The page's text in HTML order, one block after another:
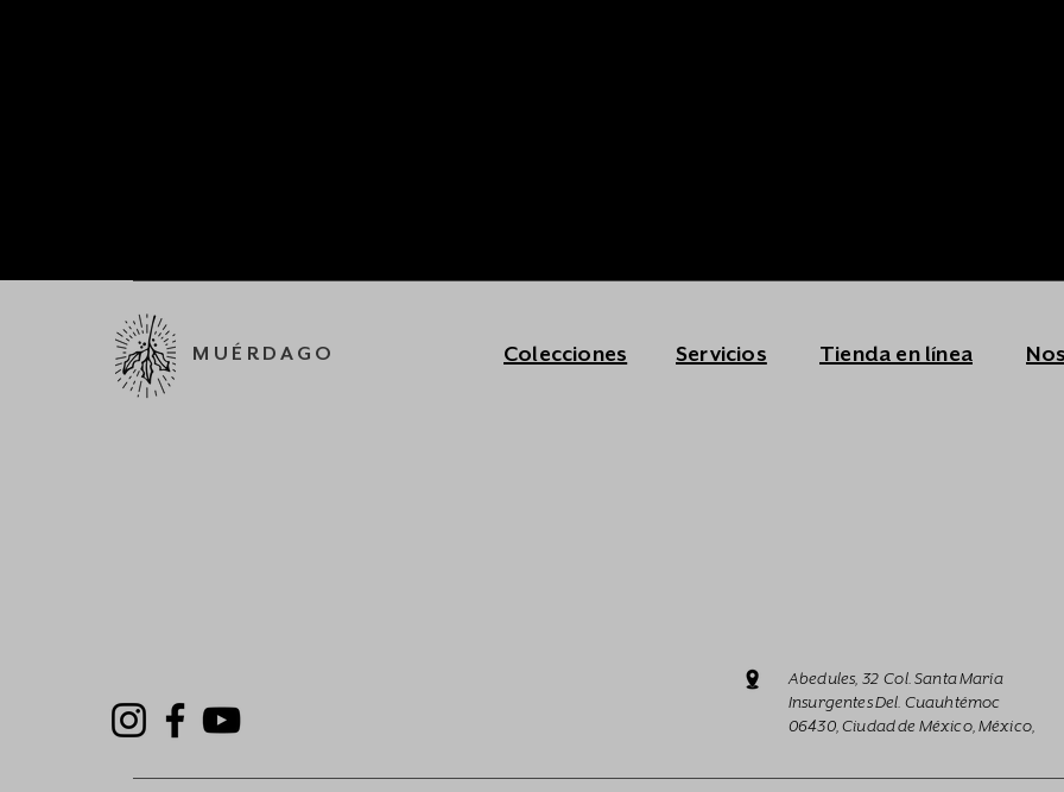
MUÉRDAGO Colecciones Servicios Tienda en línea
Abedules, 32 Col. Santa María
Insurgentes Del. Cuauhtémoc
06430, Ciudad de México, México,